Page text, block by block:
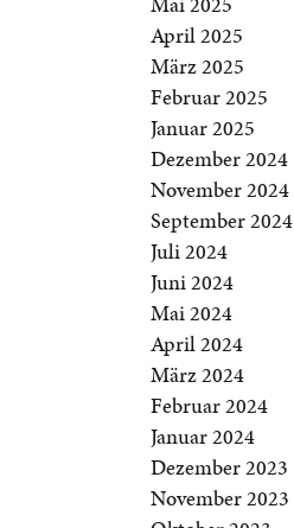
April 2025
März 2025
Februar 2025
Januar 2025
Dezember 2024
November 2024
September 2024
Juli 2024
Juni 2024
Mai 2024
April 2024
März 2024
Februar 2024
Januar 2024
Dezember 2023
November 2023